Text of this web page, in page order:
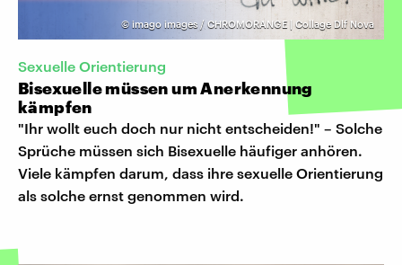
© imago images / CHROMORANGE | Collage Dlf Nova
Sexuelle Orientierung
Bisexuelle müssen um Anerkennung
kämpfen
"Ihr wollt euch doch nur nicht entscheiden!" – Solche
Sprüche müssen sich Bisexuelle häufiger anhören.
Viele kämpfen darum, dass ihre sexuelle Orientierung
als solche ernst genommen wird.